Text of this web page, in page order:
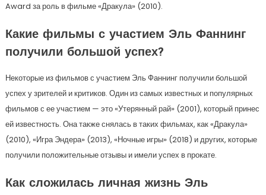
Award за роль в фильме «Дракула» (2010).
Какие фильмы с участием Эль Фаннинг
получили большой успех?
Некоторые из фильмов с участием Эль Фаннинг получили большой
успех у зрителей и критиков. Один из самых известных и популярных
фильмов с ее участием — это «Утерянный рай» (2001), который принес
ей известность. Она также снялась в таких фильмах, как «Дракула»
(2010), «Игра Эндера» (2013), «Ночные игры» (2018) и других, которые
получили положительные отзывы и имели успех в прокате.
Как сложилась личная жизнь Эль